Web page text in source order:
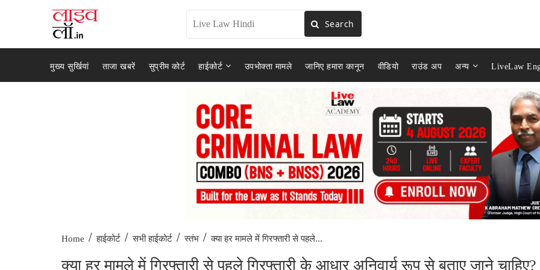
Search
मुख्य सुर्खियां ताजा खबरें सुप्रीम कोर्ट हाईकोर्ट उपभोक्ता मामले जानिए हमारा कानून वीडियो राउंड अप अन्य LiveLaw
Home / हाईकोर्ट / सभी हाईकोर्ट / स्तंभ / क्या हर मामले में गिरफ्तारी से पहले...
क्या हर मामले में गिरफ्तारी से पहले गिरफ्तारी के आधार अनिवार्य रूप से बताए जाने चाहिए?